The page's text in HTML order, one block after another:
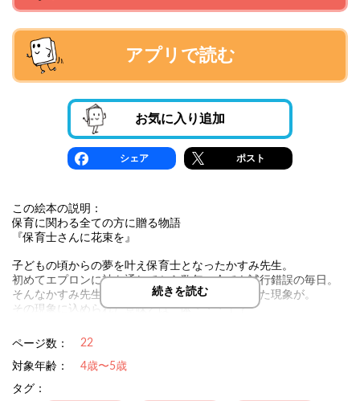
アプリで読む
お気に入り追加
シェア ポスト
この絵本の説明：
保育に関わる全ての方に贈る物語
『保育士さんに花束を』
子どもの頃からの夢を叶え保育士となったかすみ先生。
初めてエプロンに袖を通してから数年、今でも試行錯誤の毎日。
そんなかすみ先生が働く園では、ちょっと変わった現象が。
その現象に込められた意味とは一体・・・！？
-----
どんな時も子どもたちの笑顔のために頑張る保育者さんに感謝の
心で「保育者さんを応援する絵本」を作ってみました。少しでも
続きを読む
ページ数： 22
対象年齢：
4歳〜5歳
タグ：